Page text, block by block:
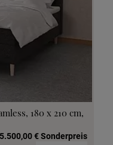
180 x 210 cm,
5.500,00 € Sonderpreis